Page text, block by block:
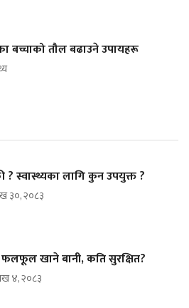
बच्चाको तौल बढाउने उपायहरू
? स्वास्थ्यका लागि कुन उपयुक्त ?
३०, २०८३
फलफूल खाने बानी, कति सुरक्षित?
४, २०८३